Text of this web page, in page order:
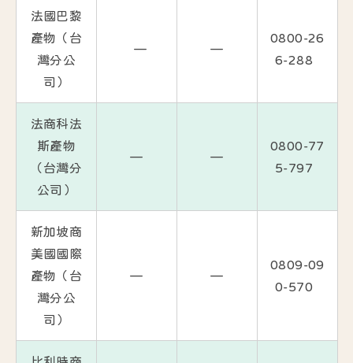
法國巴黎
產物（台
灣分公
司）
— —
0800-26
6-288
法商科法
斯產物
（台灣分
公司）
— —
0800-77
5-797
新加坡商
美國國際
產物（台
灣分公
司）
— —
0809-09
0-570